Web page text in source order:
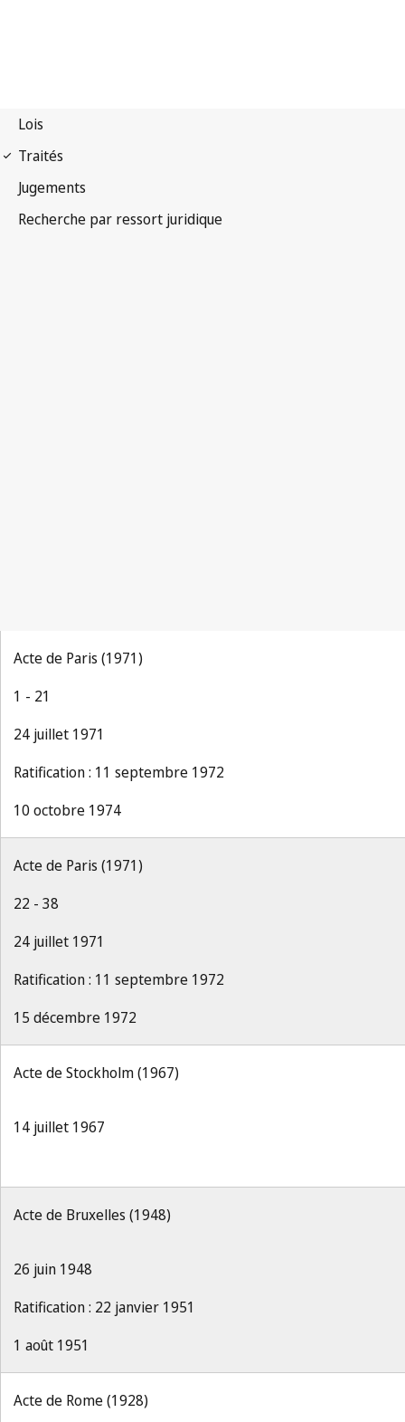
Acte de Paris (1971)
1 - 21
24 juillet 1971
Ratification : 11 septembre 1972
10 octobre 1974
Acte de Paris (1971)
22 - 38
24 juillet 1971
Ratification : 11 septembre 1972
15 décembre 1972
Acte de Stockholm (1967)
14 juillet 1967
Acte de Bruxelles (1948)
26 juin 1948
Ratification : 22 janvier 1951
1 août 1951
Acte de Rome (1928)